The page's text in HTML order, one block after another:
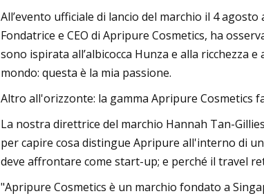
All’evento ufficiale di lancio del marchio il 4
Fondatrice e CEO di Apripure Cosmetics, ha
sono ispirata all’albicocca Hunza e alla ricchezza
mondo: questa è la mia passione.
Altro all'orizzonte: la gamma Apripure Cosmetics
La nostra direttrice del marchio Hannah Tan-
per capire cosa distingue Apripure all'interno di
deve affrontare come start-up; e perché il travel
"Apripure Cosmetics è un marchio fondato a